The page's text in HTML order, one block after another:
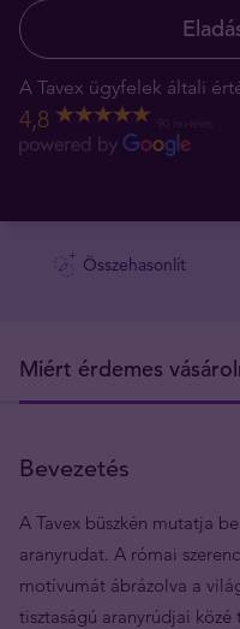
A Tavex ügyfelek általi
4,8
Összehasonlít
Miért érdemes
Bevezetés
A Tavex büszkén mutatja
aranyrudat. A római
motívumát ábrázolva a
tisztaságú aranyrúdjai közé